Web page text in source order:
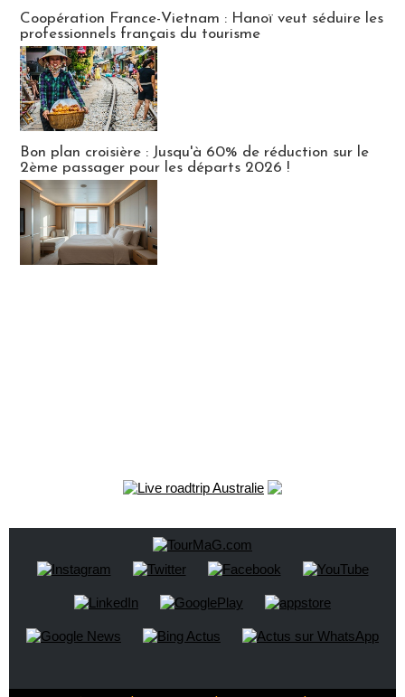
Coopération France-Vietnam : Hanoï veut séduire les
professionnels français du tourisme
Bon plan croisière : Jusqu'à 60% de réduction sur le
2ème passager pour les départs 2026 !